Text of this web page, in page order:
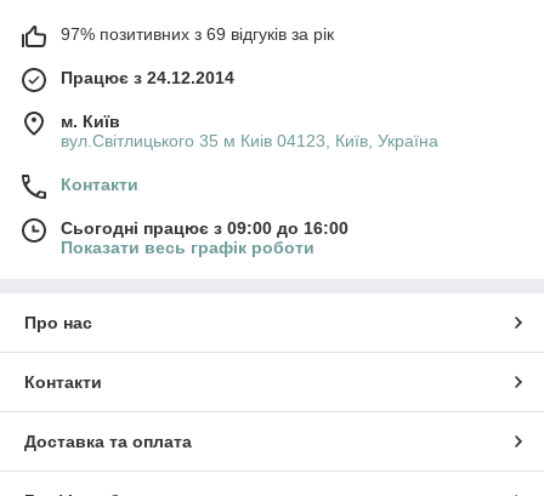
97% позитивних з 69 відгуків за рік
Працює з 24.12.2014
м. Київ
вул.Світлицького 35 м Киів 04123, Київ, Україна
Контакти
Сьогодні працює з 09:00 до 16:00
Показати весь графік роботи
Про нас
Контакти
Доставка та оплата